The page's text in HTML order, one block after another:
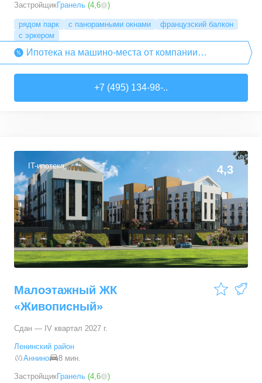
ЗастройщикГранель (4,6 )
рядом парк с панорамными окнами
французский балкон
с эркером
Ипотека на машино-места от компании
«Гранель»
+7 (495) 134-98-..
IT-ипотека 4,3
Малоэтажный ЖК
«Живописный»
Сдан — IV квартал 2027 г.
Ленинский район
Аннино
8 мин.
ЗастройщикГранель (4,6 )